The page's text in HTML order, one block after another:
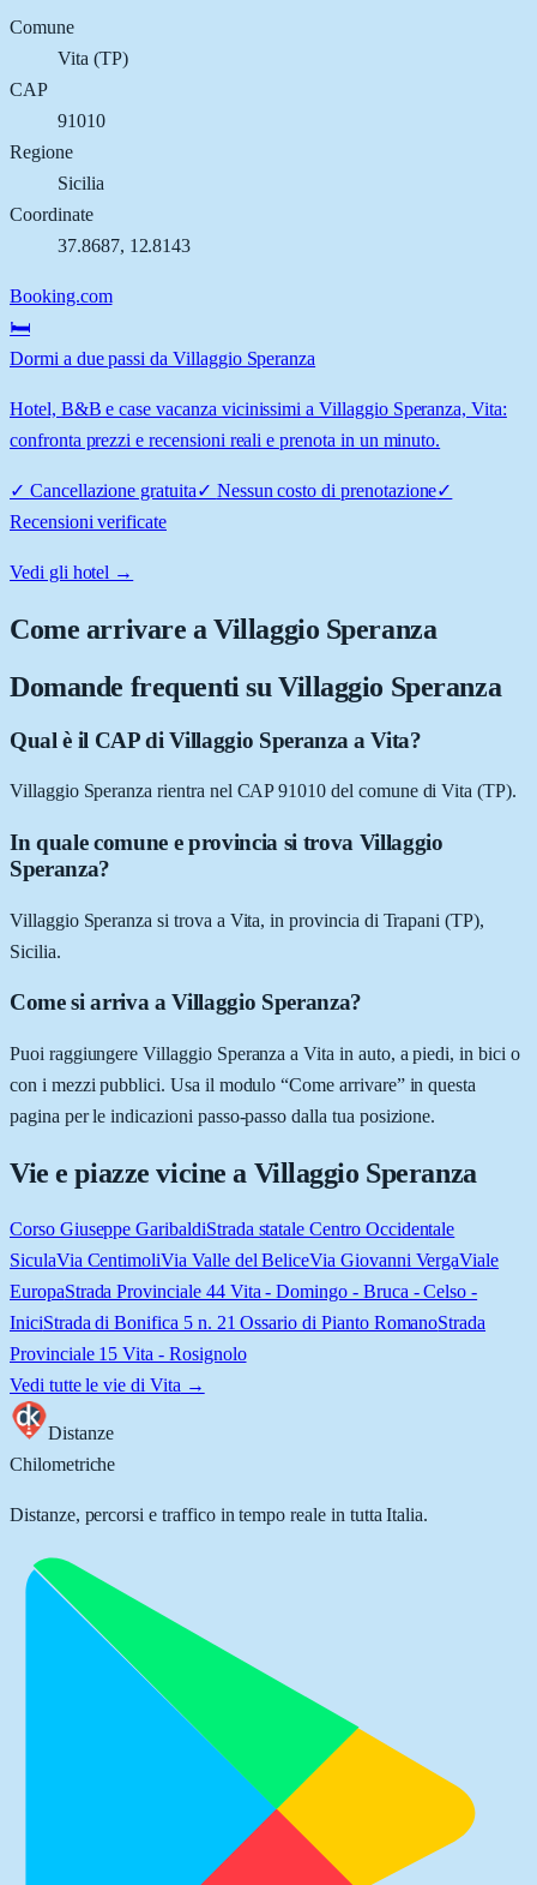
Comune
Vita (TP)
CAP
91010
Regione
Sicilia
Coordinate
37.8687, 12.8143
Booking.com
🛏️
Dormi a due passi da Villaggio Speranza
Hotel, B&B e case vacanza vicinissimi a Villaggio Speranza, Vita:
confronta prezzi e recensioni reali e prenota in un minuto.
✓ Cancellazione gratuita✓ Nessun costo di prenotazione✓
Recensioni verificate
Vedi gli hotel →
Come arrivare aVillaggio Speranza
Domande frequenti su Villaggio Speranza
Qual è il CAP di Villaggio Speranza a Vita?
Villaggio Speranza rientra nel CAP 91010 del comune di Vita (TP).
In quale comune e provincia si trova Villaggio
Speranza?
Villaggio Speranza si trova a Vita, in provincia di Trapani (TP),
Sicilia.
Come si arriva a Villaggio Speranza?
Puoi raggiungere Villaggio Speranza a Vita in auto, a piedi, in bici o
con i mezzi pubblici. Usa il modulo “Come arrivare” in questa
pagina per le indicazioni passo-passo dalla tua posizione.
Vie e piazze vicine a Villaggio Speranza
Corso Giuseppe GaribaldiStrada statale Centro Occidentale
SiculaVia CentimoliVia Valle del BeliceVia Giovanni VergaViale
EuropaStrada Provinciale 44 Vita - Domingo - Bruca - Celso -
IniciStrada di Bonifica 5 n. 21 Ossario di Pianto RomanoStrada
Provinciale 15 Vita - Rosignolo
Vedi tutte le vie di Vita →
Distanze
Chilometriche
Distanze, percorsi e traffico in tempo reale in tutta Italia.